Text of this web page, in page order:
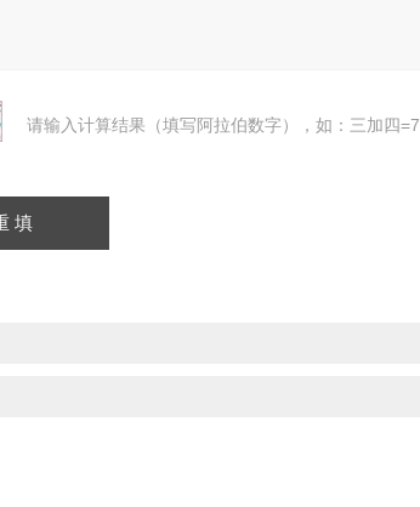
请输入计算结果（填写阿拉伯数字），如：三加四=7